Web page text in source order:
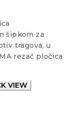
šipkom za
tragova, u
rezač pločica
VIEW